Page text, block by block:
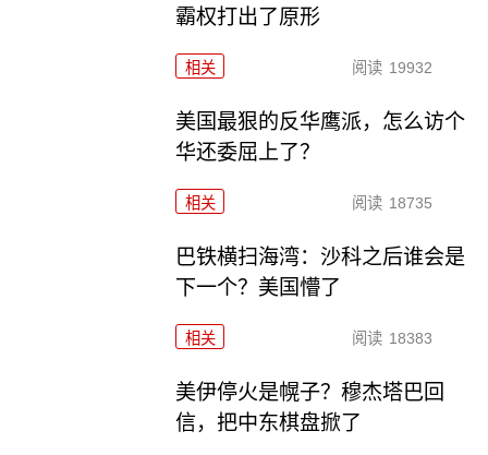
霸权打出了原形
相关 阅读 19932
美国最狠的反华鹰派，怎么访个
华还委屈上了？
相关 阅读 18735
巴铁横扫海湾：沙科之后谁会是
下一个？美国懵了
相关 阅读 18383
美伊停火是幌子？穆杰塔巴回
信，把中东棋盘掀了